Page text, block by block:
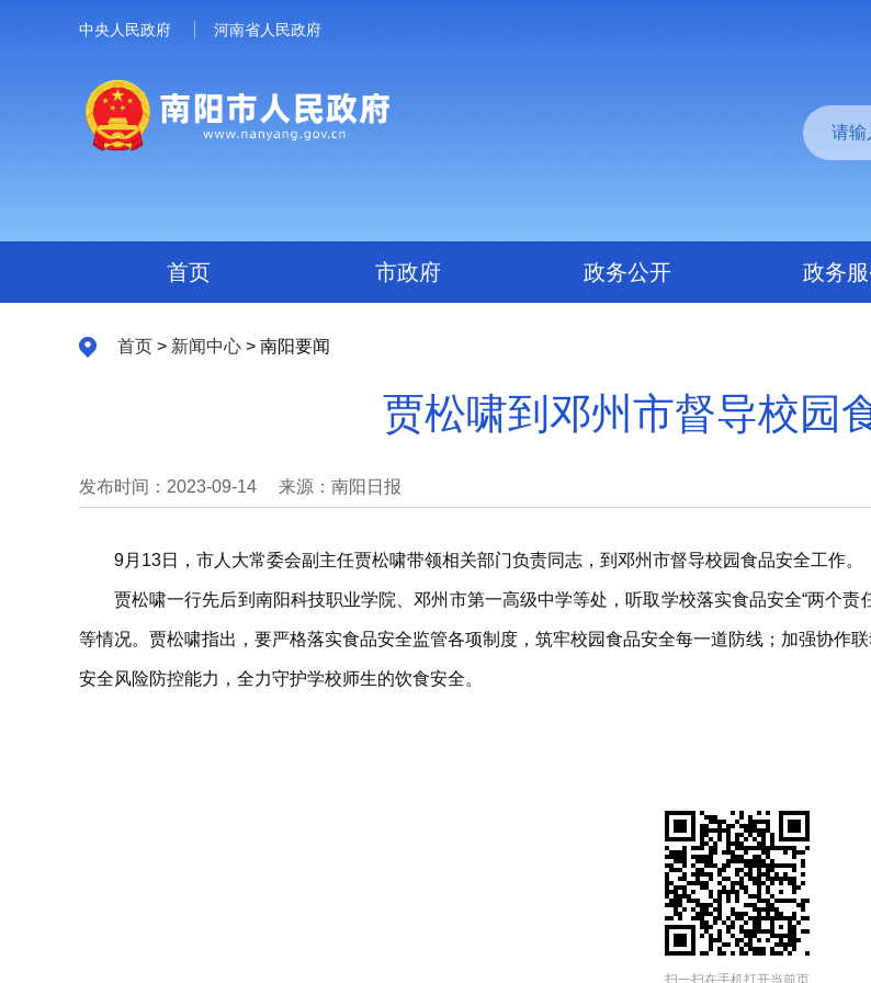
中央人民政府 河南省人民政府
首页 市政府 政务公开 政务
首页 > 新闻中心 > 南阳要闻
贾松啸到邓州市督导校园
发布时间：2023-09-14 来源：南阳日报
9月13日，市人大常委会副主任贾松啸带领相关部门负责同志，到邓州市督导校园食品安全工作。
贾松啸一行先后到南阳科技职业学院、邓州市第一高级中学等处，听取学校落实食品安全“两个
等情况。贾松啸指出，要严格落实食品安全监管各项制度，筑牢校园食品安全每一道防线；加强协作
安全风险防控能力，全力守护学校师生的饮食安全。
扫一扫在手机打开当前页